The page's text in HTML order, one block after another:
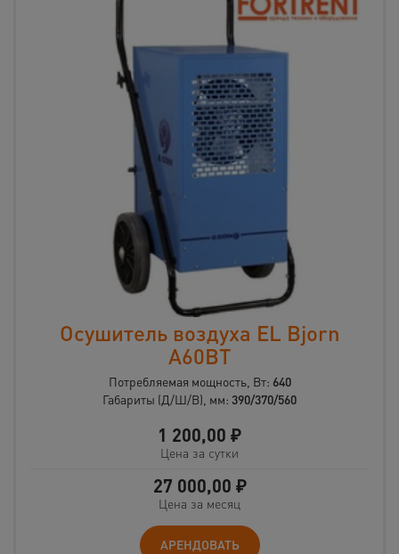
Осушитель воздуха EL Bjorn
A60BT
Потребляемая мощность, Вт: 640
Габариты (Д/Ш/В), мм: 390/370/560
1 200,00 ₽
Цена за сутки
27 000,00 ₽
Цена за месяц
АРЕНДОВАТЬ